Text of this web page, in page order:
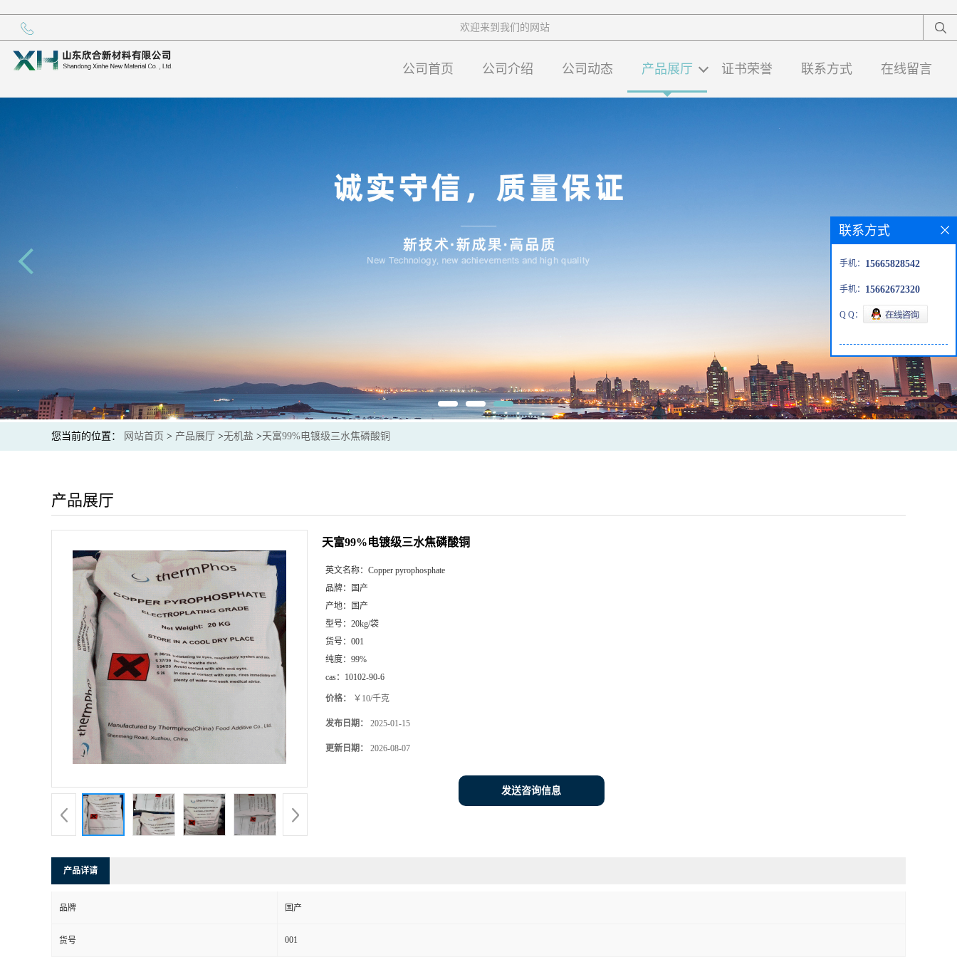
欢迎来到我们的网站
公司首页 公司介绍 公司动态 产品展厅 证书荣誉 联系方式 在线留言
您当前的位置： 网站首页 > 产品展厅 >无机盐 >天富99%电镀级三水焦磷酸铜
产品展厅
天富99%电镀级三水焦磷酸铜
英文名称： Copper pyrophosphate
品牌：
国产
产地：
国产
型号： 20kg/袋
货号： 001
纯度： 99%
cas： 10102-90-6
价格： ￥10/千克
发布日期： 2025-01-15
更新日期： 2026-08-07
发送咨询信息
产品详请
品牌 国产
货号 001
联系方式
手机： 15665828542
手机： 15662672320
Q Q：